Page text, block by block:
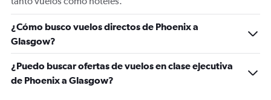
0
1500.
¿Cómo busco vuelos directos de Phoenix a
Glasgow?
¿Puedo buscar ofertas de vuelos en clase ejecutiva
de Phoenix a Glasgow?